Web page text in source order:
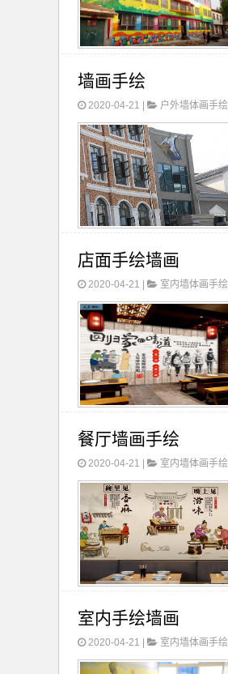
墙画手绘
2020-04-21 | 户外墙体画手绘
店面手绘墙画
2020-04-21 | 室内墙体画手绘
餐厅墙画手绘
2020-04-21 | 室内墙体画手绘
室内手绘墙画
2020-04-21 | 室内墙体画手绘